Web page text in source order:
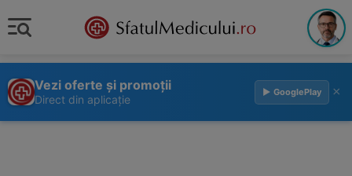
Vezi oferte și promoții
Direct din aplicație
▶ GooglePlay ×